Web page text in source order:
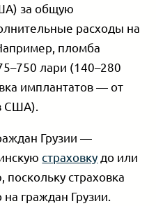
за общую
расходы на
пломба
лари (140–280
имплантатов — от
США).
Грузии —
страховку до или
страховка
граждан Грузии.